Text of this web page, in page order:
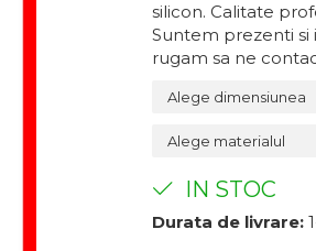
silicon. Calitate
Suntem prezenti si
rugam sa ne
IN STOC
Durata de livrare: